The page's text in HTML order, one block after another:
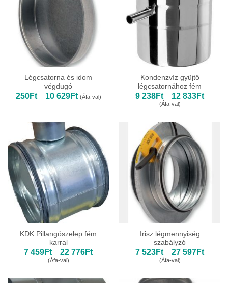
Légcsatorna és idom
végdugó
250Ft – 10 629FtÁrtartomány:
250Ft
(Áfa-val)
Kondenzvíz gyüjtő
légcsatornához fém
9 238Ft – 12 833Ft
(Áfa-val)
KDK Pillangószelep fém
karral
7 459Ft – 22 776FtÁrtartomány:
22
(Áfa-val)
Irisz légmennyiség
szabályzó
7 523Ft – 27 597Ft
(Áfa-val)